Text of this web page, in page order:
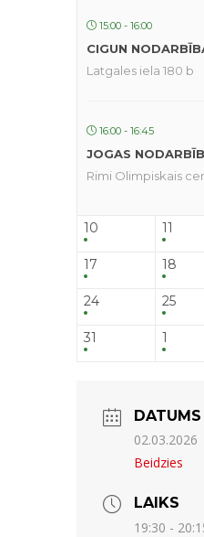
15:00 - 16:00
CIGUN
Latgales iela 180 b
16:00 - 16:45
JOGAS
Rimi Olimpiskais
10 11
17 18
24 25
31 1
DATUMS
02.03.2026
Beidzies
LAIKS
19:30 -